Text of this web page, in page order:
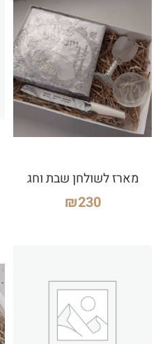
מארז לשולחן שבת וחג
₪230